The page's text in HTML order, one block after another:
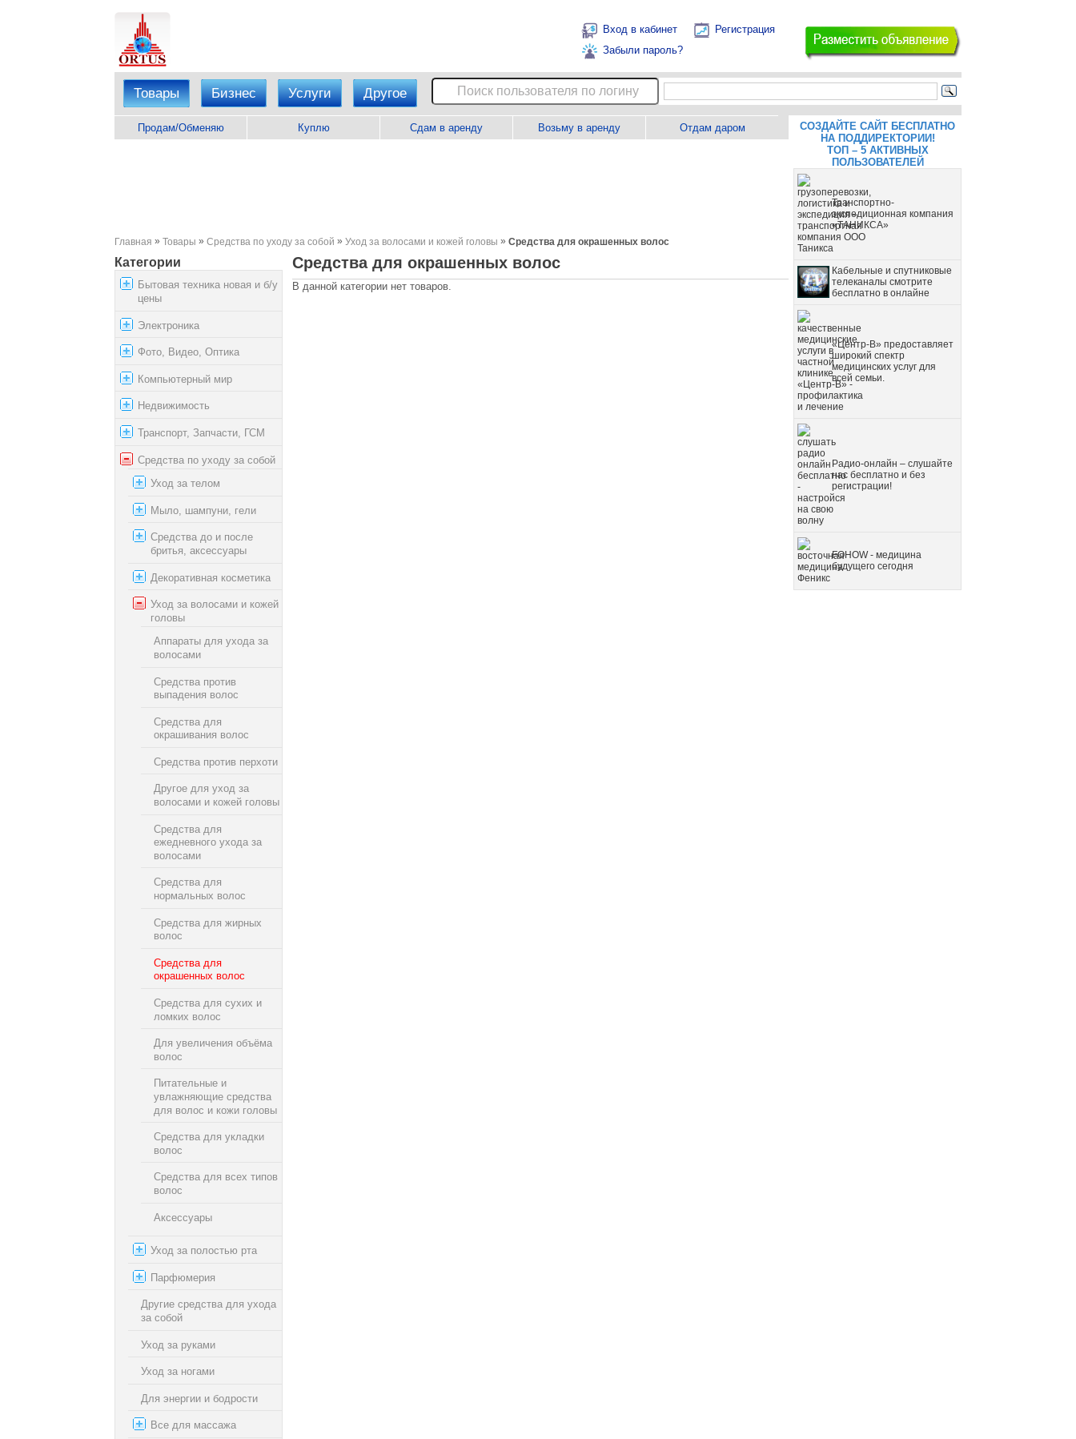
Вход в кабинет
Регистрация
Забыли пароль?
Товары Бизнес Услуги Другое
Продам/Обменяю Куплю Сдам в аренду Возьму в аренду Отдам даром
Главная » Товары » Средства по уходу за собой » Уход за волосами и кожей головы » Средства для окрашенных волос
Категории
Бытовая техника новая и б/у
цены
Электроника
Фото, Видео, Оптика
Компьютерный мир
Недвижимость
Транспорт, Запчасти, ГСМ
Средства по уходу за собой
Уход за телом
Мыло, шампуни, гели
Средства до и после
бритья, аксессуары
Декоративная косметика
Уход за волосами и кожей
головы
Аппараты для ухода за
волосами
Средства против
выпадения волос
Средства для
окрашивания волос
Средства против перхоти
Другое для уход за
волосами и кожей головы
Средства для
ежедневного ухода за
волосами
Средства для
нормальных волос
Средства для жирных
волос
Средства для
окрашенных волос
Средства для сухих и
ломких волос
Для увеличения объёма
волос
Питательные и
увлажняющие средства
для волос и кожи головы
Средства для укладки
волос
Средства для всех типов
волос
Аксессуары
Уход за полостью рта
Парфюмерия
Другие средства для ухода
за собой
Уход за руками
Уход за ногами
Для энергии и бодрости
Все для массажа
Средства для окрашенных волос
В данной категории нет товаров.
СОЗДАЙТЕ САЙТ БЕСПЛАТНО
НА ПОДДИРЕКТОРИИ!
ТОП – 5 АКТИВНЫХ
ПОЛЬЗОВАТЕЛЕЙ
Транспортно-
экспедиционная компания
«ТАНИКСА»
Кабельные и спутниковые
телеканалы смотрите
бесплатно в онлайне
«Центр-В» предоставляет
широкий спектр
медицинских услуг для
всей семьи.
Радио-онлайн – слушайте
нас бесплатно и без
регистрации!
FOHOW - медицина
будущего сегодня